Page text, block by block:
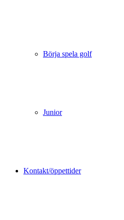
Börja spela golf
Junior
Kontakt/öppettider